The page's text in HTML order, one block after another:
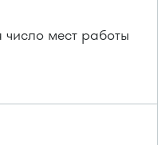
мест работы